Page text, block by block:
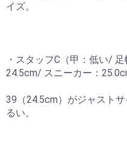
イズ。
・スタッフC（甲：低い/
24.5cm/ スニーカー：
39（24.5cm）がジャスト
るい。